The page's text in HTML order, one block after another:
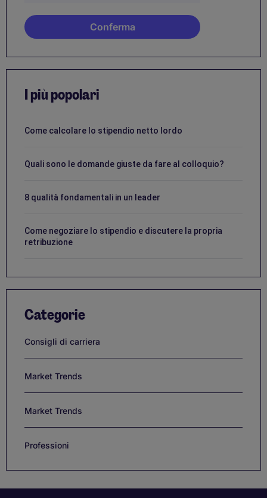
I più popolari
Come calcolare lo stipendio netto lordo
Quali sono le domande giuste da fare al colloquio?
8 qualità fondamentali in un leader
Come negoziare lo stipendio e discutere la propria
retribuzione
Categorie
Consigli di carriera
Market Trends
Market Trends
Professioni